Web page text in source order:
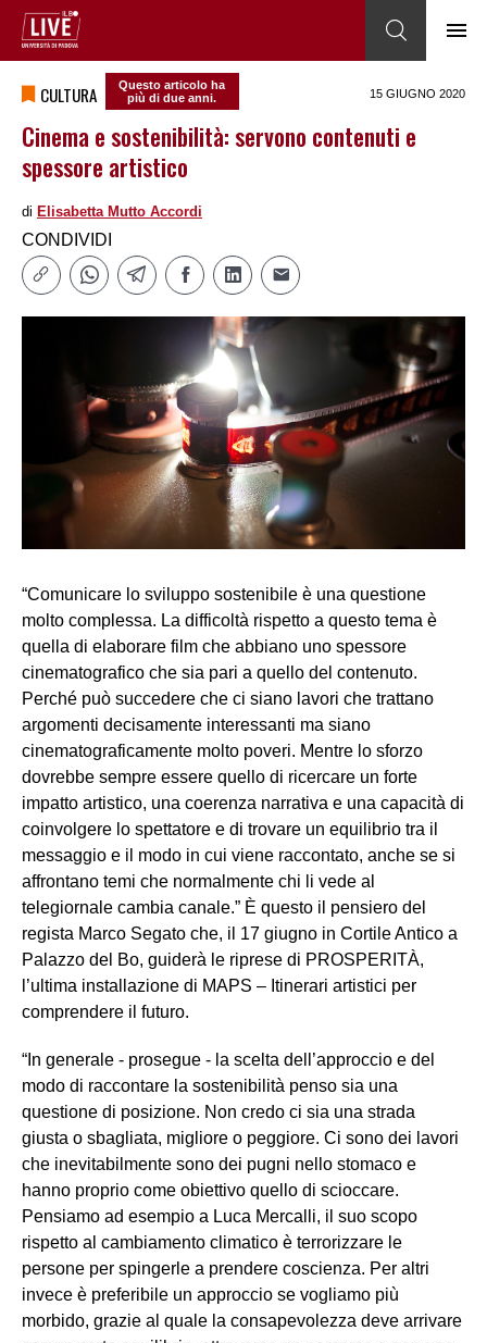
CULTURA
Questo articolo ha
più di due anni.
15 GIUGNO 2020
Cinema e sostenibilità: servono contenuti e
spessore artistico
di Elisabetta Mutto Accordi
CONDIVIDI
“Comunicare lo sviluppo sostenibile è una questione
molto complessa. La difficoltà rispetto a questo tema è
quella di elaborare film che abbiano uno spessore
cinematografico che sia pari a quello del contenuto.
Perché può succedere che ci siano lavori che trattano
argomenti decisamente interessanti ma siano
cinematograficamente molto poveri. Mentre lo sforzo
dovrebbe sempre essere quello di ricercare un forte
impatto artistico, una coerenza narrativa e una capacità di
coinvolgere lo spettatore e di trovare un equilibrio tra il
messaggio e il modo in cui viene raccontato, anche se si
affrontano temi che normalmente chi li vede al
telegiornale cambia canale.” È questo il pensiero del
regista Marco Segato che, il 17 giugno in Cortile Antico a
Palazzo del Bo, guiderà le riprese di PROSPERITÀ,
l’ultima installazione di MAPS – Itinerari artistici per
comprendere il futuro.
“In generale - prosegue - la scelta dell’approccio e del
modo di raccontare la sostenibilità penso sia una
questione di posizione. Non credo ci sia una strada
giusta o sbagliata, migliore o peggiore. Ci sono dei lavori
che inevitabilmente sono dei pugni nello stomaco e
hanno proprio come obiettivo quello di scioccare.
Pensiamo ad esempio a Luca Mercalli, il suo scopo
rispetto al cambiamento climatico è terrorizzare le
persone per spingerle a prendere coscienza. Per altri
invece è preferibile un approccio se vogliamo più
morbido, grazie al quale la consapevolezza deve arrivare